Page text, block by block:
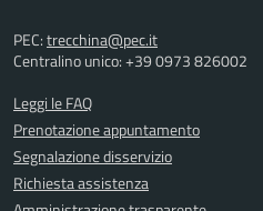
PEC:trecchina@pec.it
Centralino unico: +39 0973 826002
Leggi le FAQ
Prenotazione appuntamento
Segnalazione disservizio
Richiesta assistenza